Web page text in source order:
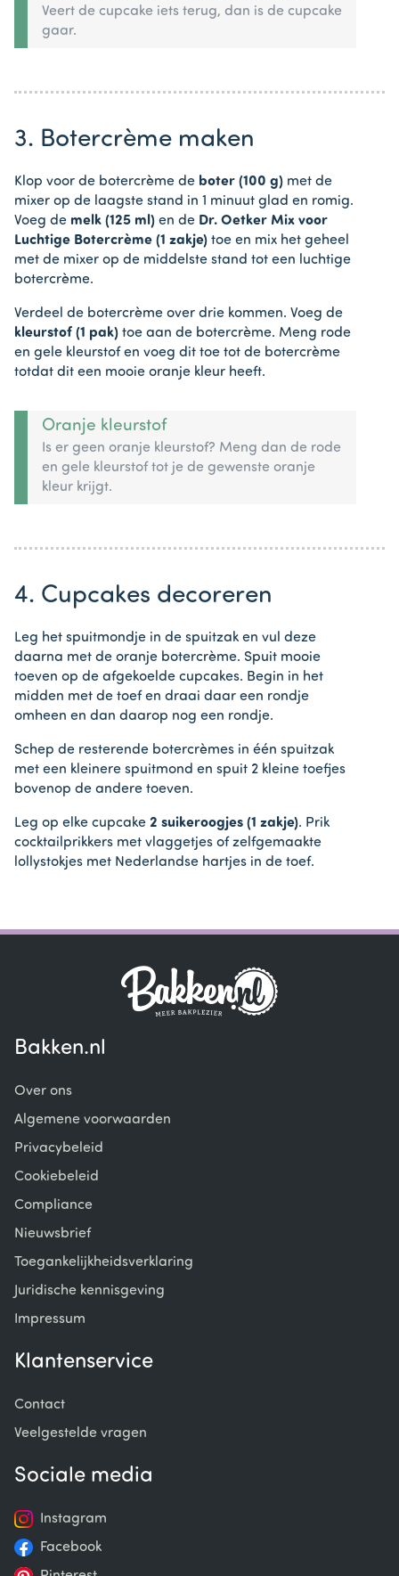
Veert de cupcake iets terug, dan is de cupcake
gaar.
3. Botercrème maken
Klop voor de botercrème de boter (100 g) met de
mixer op de laagste stand in 1 minuut glad en romig.
Voeg de melk (125 ml) en de Dr. Oetker Mix voor
Luchtige Botercrème (1 zakje) toe en mix het geheel
met de mixer op de middelste stand tot een luchtige
botercrème.
Verdeel de botercrème over drie kommen. Voeg de
kleurstof (1 pak) toe aan de botercrème. Meng rode
en gele kleurstof en voeg dit toe tot de botercrème
totdat dit een mooie oranje kleur heeft.
Oranje kleurstof
Is er geen oranje kleurstof? Meng dan de rode
en gele kleurstof tot je de gewenste oranje
kleur krijgt.
4. Cupcakes decoreren
Leg het spuitmondje in de spuitzak en vul deze
daarna met de oranje botercrème. Spuit mooie
toeven op de afgekoelde cupcakes. Begin in het
midden met de toef en draai daar een rondje
omheen en dan daarop nog een rondje.
Schep de resterende botercrèmes in één spuitzak
met een kleinere spuitmond en spuit 2 kleine toefjes
bovenop de andere toeven.
Leg op elke cupcake 2 suikeroogjes (1 zakje). Prik
cocktailprikkers met vlaggetjes of zelfgemaakte
lollystokjes met Nederlandse hartjes in de toef.
Bakken.nl
Over ons
Algemene voorwaarden
Privacybeleid
Cookiebeleid
Compliance
Nieuwsbrief
Toegankelijkheidsverklaring
Juridische kennisgeving
Impressum
Klantenservice
Contact
Veelgestelde vragen
Sociale media
Instagram
Facebook